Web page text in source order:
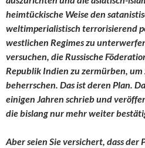
heimtückische Weise den
weltimperialistisch terrorisierend
westlichen Regimes zu
versuchen, die Russische
Republik Indien zu zermürben, um
beherrschen. Das ist deren Plan.
einigen Jahren schrieb und
die bislang nur mehr weiter
Aber seien Sie versichert, dass der